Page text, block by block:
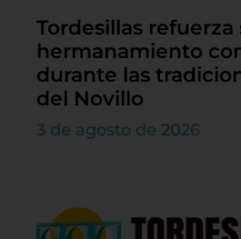
Tordesillas refuerza
hermanamiento
durante las
del Novillo
3 de agosto de 2026